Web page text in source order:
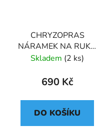
CHRYZOPRAS
NÁRAMEK NA RUKU
KORÁLKOVÝ (UNISEX)
Skladem (2 ks)
690 Kč
DO KOŠÍKU